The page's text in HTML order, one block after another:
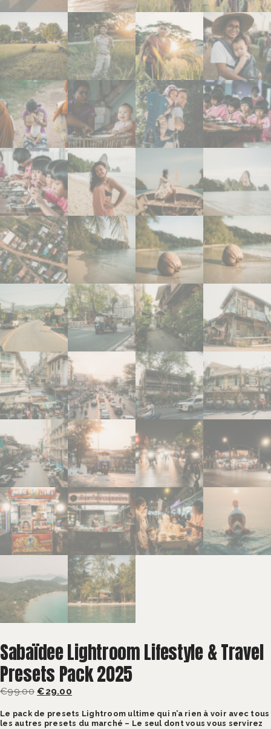
Sabaïdee Lightroom Lifestyle & Travel
Presets Pack 2025
€99.00 Le
initial
était :
€29.00
actuel
est :
Le pack de presets Lightroom ultime qui n’a rien à voir avec tous
les autres presets du marché – Le seul dont vous vous servirez